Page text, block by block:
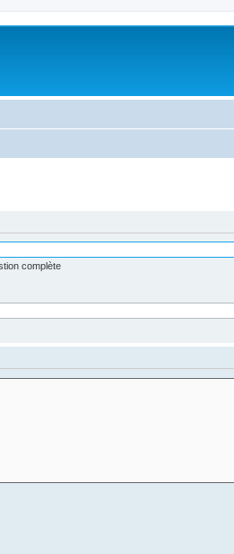
complète